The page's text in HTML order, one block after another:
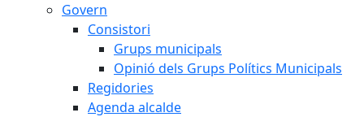
Govern
Consistori
Grups municipals
Opinió dels Grups Polítics Municipals
Regidories
Agenda alcalde